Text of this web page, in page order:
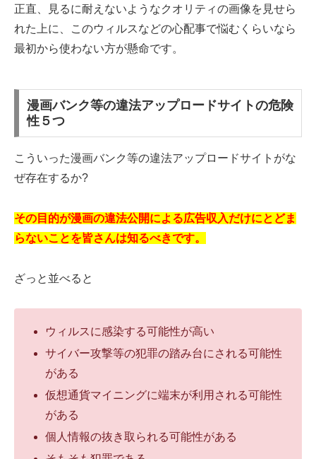
正直、見るに耐えないようなクオリティの画像を見せら
れた上に、このウィルスなどの心配事で悩むくらいなら
最初から使わない方が懸命です。
漫画バンク等の違法アップロードサイトの危険
性５つ
こういった漫画バンク等の違法アップロードサイトがな
ぜ存在するか?
その目的が漫画の違法公開による広告収入だけにとどま
らないことを皆さんは知るべきです。
ざっと並べると
ウィルスに感染する可能性が高い
サイバー攻撃等の犯罪の踏み台にされる可能性
がある
仮想通貨マイニングに端末が利用される可能性
がある
個人情報の抜き取られる可能性がある